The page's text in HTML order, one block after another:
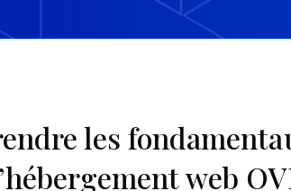
les
web